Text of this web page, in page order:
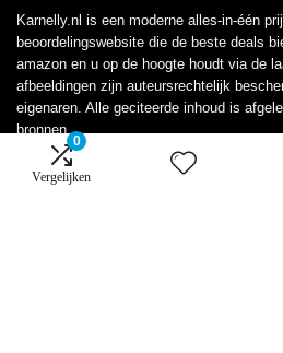
0
Vergelijken
Karnelly.nl is een moderne alles-in-één
beoordelingswebsite die de beste deals
amazon en u op de hoogte houdt via de
afbeeldingen zijn auteursrechtelijk
eigenaren. Alle geciteerde inhoud is
bronnen.